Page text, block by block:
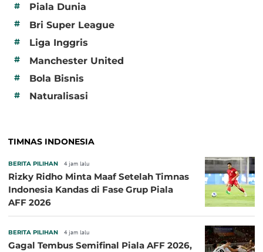
# Piala Dunia
# Bri Super League
# Liga Inggris
# Manchester United
# Bola Bisnis
# Naturalisasi
TIMNAS INDONESIA
BERITA PILIHAN 4 jam lalu
Rizky Ridho Minta Maaf Setelah Timnas
Indonesia Kandas di Fase Grup Piala
AFF 2026
BERITA PILIHAN 4 jam lalu
Gagal Tembus Semifinal Piala AFF 2026,